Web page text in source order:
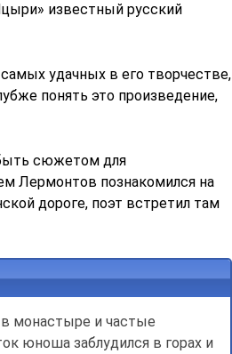
известный русский
удачных в его творчестве,
понять это произведение,
сюжетом для
Лермонтов познакомился на
дороге, поэт встретил там
монастыре и частые
юноша заблудился в горах и